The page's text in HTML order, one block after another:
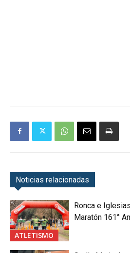
Noticias relacionadas
ATLETISMO
Ronca e
Maratón 161°